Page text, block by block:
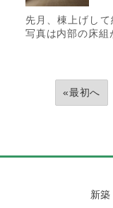
先月、棟上げし
写真は内部の床組
«最初へ
新